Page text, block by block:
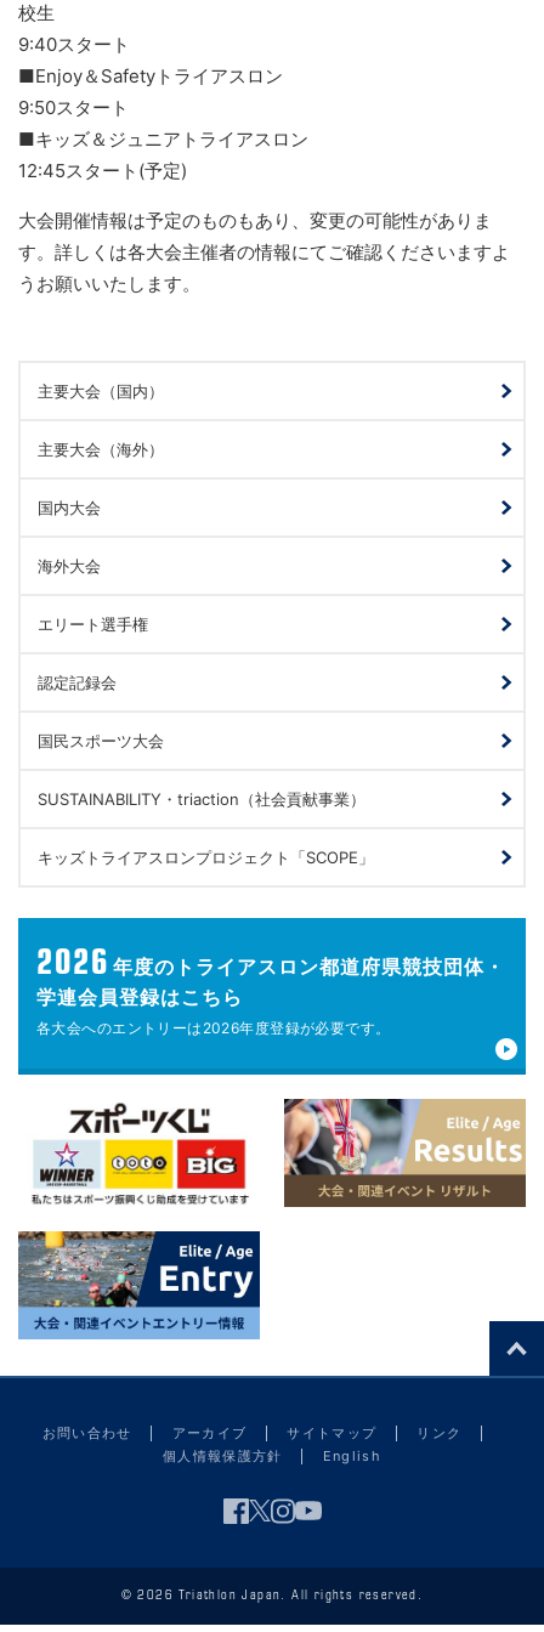
校生
9:40スタート
■Enjoy＆Safetyトライアスロン
9:50スタート
■キッズ＆ジュニアトライアスロン
12:45スタート(予定)
大会開催情報は予定のものもあり、変更の可能性がありま
す。詳しくは各大会主催者の情報にてご確認くださいますよ
うお願いいたします。
主要大会（国内）
主要大会（海外）
国内大会
海外大会
エリート選手権
認定記録会
国民スポーツ大会
SUSTAINABILITY・triaction（社会貢献事業）
キッズトライアスロンプロジェクト「SCOPE」
2026 年度の トライアスロン都道府県競技団体・
学連会員登録はこちら
各大会へのエントリーは 2026年度登録が必要です。
お問い合わせ アーカイブ サイトマップ
リンク
個人情報保護方針
English
© 2026 Triathlon Japan. All rights reserved.